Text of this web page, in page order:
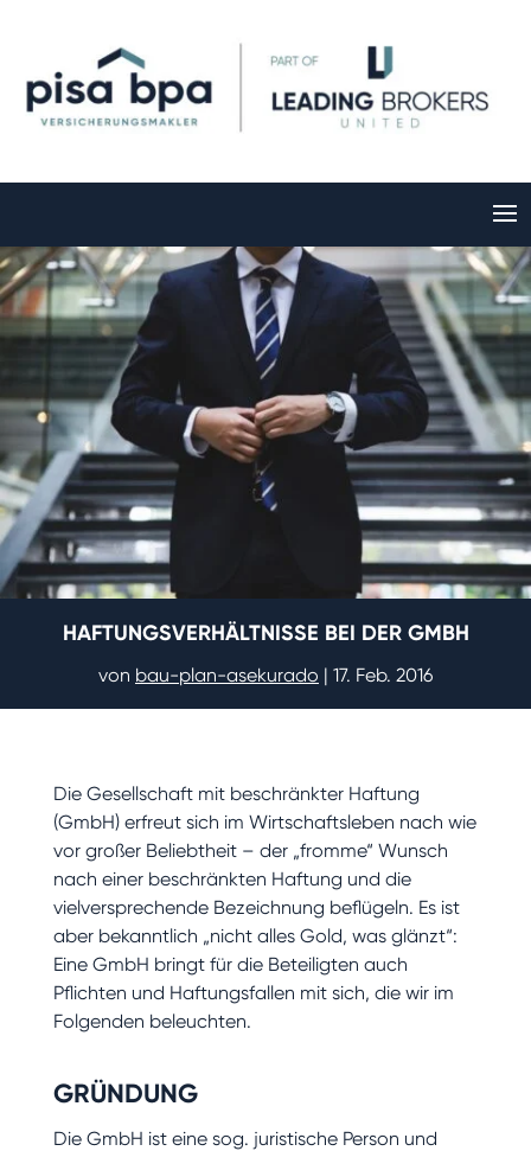
HAFTUNGSVERHÄLTNISSE BEI DER GMBH
von bau-plan-asekurado | 17. Feb. 2016
Die Gesellschaft mit beschränkter Haftung
(GmbH) erfreut sich im Wirtschaftsleben nach wie
vor großer Beliebtheit – der „fromme“ Wunsch
nach einer beschränkten Haftung und die
vielversprechende Bezeichnung beflügeln. Es ist
aber bekanntlich „nicht alles Gold, was glänzt“:
Eine GmbH bringt für die Beteiligten auch
Pflichten und Haftungsfallen mit sich, die wir im
Folgenden beleuchten.
GRÜNDUNG
Die GmbH ist eine sog. juristische Person und